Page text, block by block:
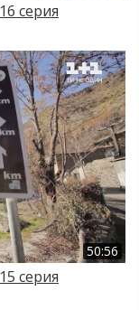
серия
50:56
серия